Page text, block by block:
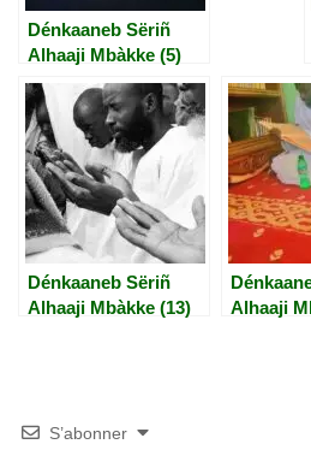
Dénkaaneb Sëriñ
Alhaaji Mbàkke (5)
Dénkaaneb Sëriñ
Alhaaji Mbàkke (13)
Alhaaji
S’abonner